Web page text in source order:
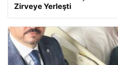
Zirveye Yerleşti